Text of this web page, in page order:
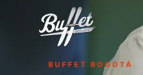
PARRILLADAS